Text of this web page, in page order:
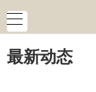
最新动态